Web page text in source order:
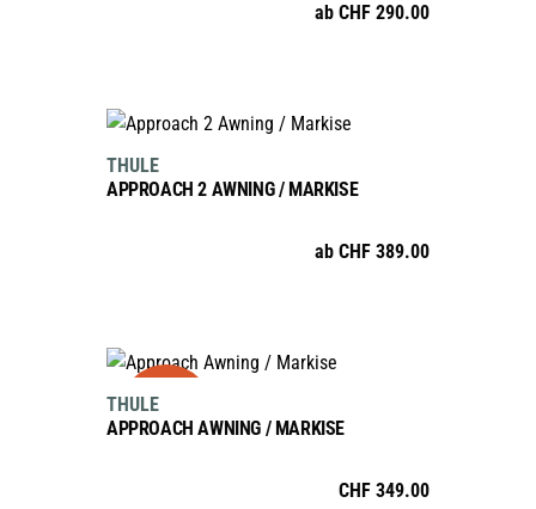
Varianten
können
der
gewählt
ab CHF 290.00
AUSFÜHRUNG WÄHLEN
Dieses
weist
Varianten
können
der
APPROACH 2 AWNING / MARKISE
ab CHF 389.00
THULE
sale
AUSFÜHRUNG WÄHLEN
Dieses
weist
Varianten
APPROACH AWNING / MARKISE
CHF 349.00
THULE